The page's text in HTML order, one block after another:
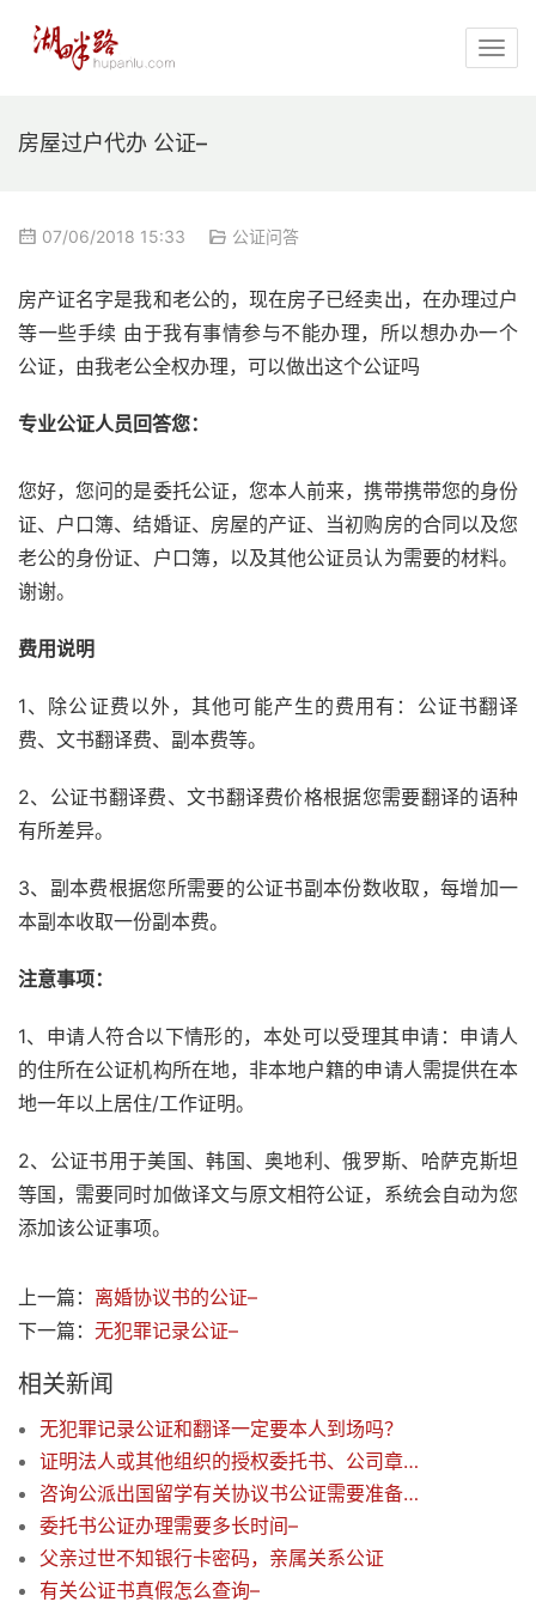
房屋过户代办 公证–
07/06/2018 15:33 公证问答
房产证名字是我和老公的，现在房子已经卖出，在办理过户
等一些手续 由于我有事情参与不能办理，所以想办办一个
公证，由我老公全权办理，可以做出这个公证吗
专业公证人员回答您：
您好，您问的是委托公证，您本人前来，携带携带您的身份
证、户口簿、结婚证、房屋的产证、当初购房的合同以及您
老公的身份证、户口簿，以及其他公证员认为需要的材料。
谢谢。
费用说明
1、除公证费以外，其他可能产生的费用有：公证书翻译
费、文书翻译费、副本费等。
2、公证书翻译费、文书翻译费价格根据您需要翻译的语种
有所差异。
3、副本费根据您所需要的公证书副本份数收取，每增加一
本副本收取一份副本费。
注意事项：
1、申请人符合以下情形的，本处可以受理其申请：申请人
的住所在公证机构所在地，非本地户籍的申请人需提供在本
地一年以上居住/工作证明。
2、公证书用于美国、韩国、奥地利、俄罗斯、哈萨克斯坦
等国，需要同时加做译文与原文相符公证，系统会自动为您
添加该公证事项。
上一篇： 离婚协议书的公证–
下一篇： 无犯罪记录公证–
相关新闻
无犯罪记录公证和翻译一定要本人到场吗？
证明法人或其他组织的授权委托书、公司章程、会议决议或其他法律文书–
咨询公派出国留学有关协议书公证需要准备哪些材料？–
委托书公证办理需要多长时间–
父亲过世不知银行卡密码，亲属关系公证
有关公证书真假怎么查询–